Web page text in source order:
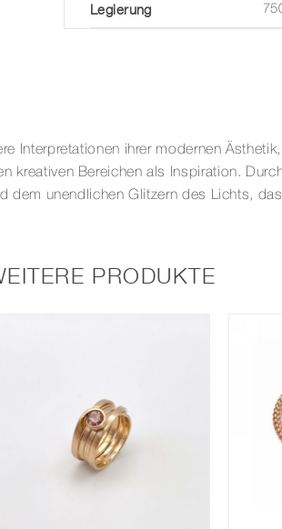
Legierung
Interpretationen ihrer modernen
kreativen Bereichen als Inspiration.
dem unendlichen Glitzern des Lichts,
PRODUKTE